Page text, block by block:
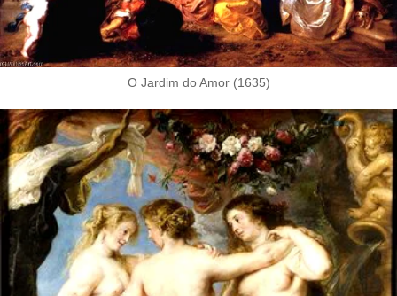
O Jardim do Amor (1635)